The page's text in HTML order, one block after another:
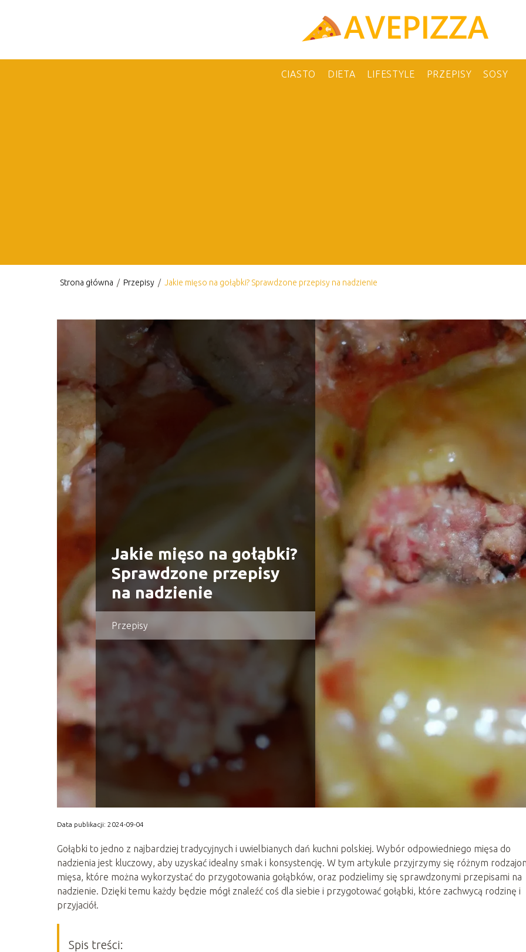
CIASTO DIETA LIFESTYLE PRZEPISY SOSY
Strona główna / Przepisy / Jakie mięso na gołąbki? Sprawdzone przepisy na nadzienie
Jakie mięso na gołąbki?
Sprawdzone przepisy
na nadzienie
Przepisy
Data publikacji: 2024-09-04
Gołąbki to jedno z najbardziej tradycyjnych i uwielbianych dań kuchni polskiej. Wybór odpowiedniego mięsa do
nadzienia jest kluczowy, aby uzyskać idealny smak i konsystencję. W tym artykule przyjrzymy się różnym
mięsa, które można wykorzystać do przygotowania gołąbków, oraz podzielimy się sprawdzonymi przepisami na
nadzienie. Dzięki temu każdy będzie mógł znaleźć coś dla siebie i przygotować gołąbki, które zachwycą rodzinę i
przyjaciół.
Spis treści: